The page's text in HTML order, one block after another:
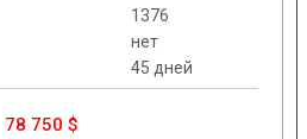
1376
нет
45 дней
78 750 $